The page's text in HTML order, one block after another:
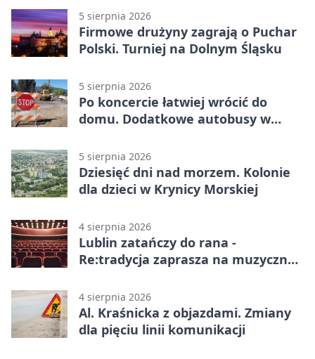
5 sierpnia 2026
Firmowe drużyny zagrają o Puchar
Polski. Turniej na Dolnym Śląsku
5 sierpnia 2026
Po koncercie łatwiej wrócić do
domu. Dodatkowe autobusy w
5 sierpnia 2026
Dziesięć dni nad morzem. Kolonie
dla dzieci w Krynicy Morskiej
4 sierpnia 2026
Lublin zatańczy do rana -
Re:tradycja zaprasza na muzyczną
4 sierpnia 2026
Al. Kraśnicka z objazdami. Zmiany
dla pięciu linii komunikacji